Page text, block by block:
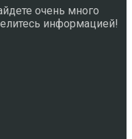
очень много
информацией!